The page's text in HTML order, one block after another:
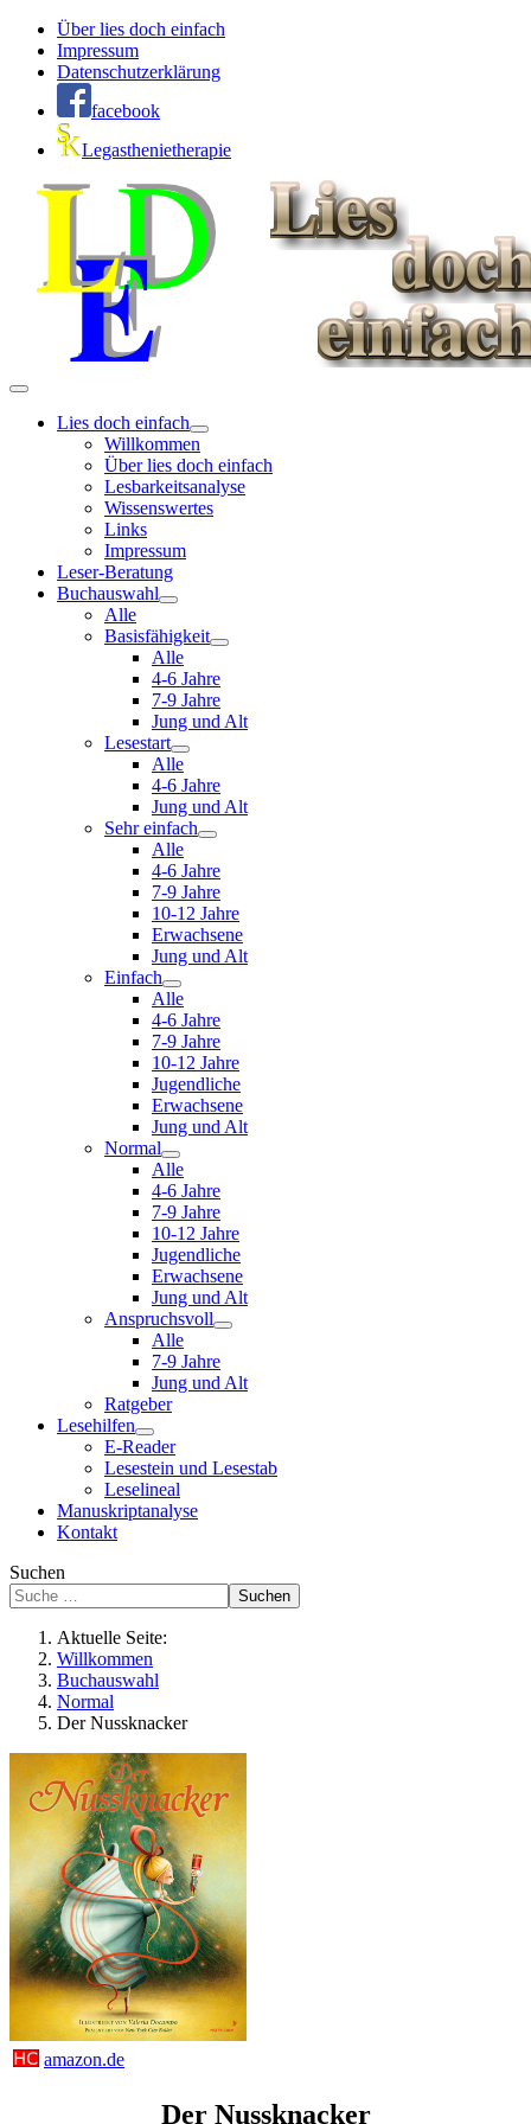
Über lies doch einfach
Impressum
Datenschutzerklärung
facebook
Legasthenietherapie
Lies doch einfach
Willkommen
Über lies doch einfach
Lesbarkeitsanalyse
Wissenswertes
Links
Impressum
Leser-Beratung
Buchauswahl
Alle
Basisfähigkeit
Alle
4-6 Jahre
7-9 Jahre
Jung und Alt
Lesestart
Alle
4-6 Jahre
Jung und Alt
Sehr einfach
Alle
4-6 Jahre
7-9 Jahre
10-12 Jahre
Erwachsene
Jung und Alt
Einfach
Alle
4-6 Jahre
7-9 Jahre
10-12 Jahre
Jugendliche
Erwachsene
Jung und Alt
Normal
Alle
4-6 Jahre
7-9 Jahre
10-12 Jahre
Jugendliche
Erwachsene
Jung und Alt
Anspruchsvoll
Alle
7-9 Jahre
Jung und Alt
Ratgeber
Lesehilfen
E-Reader
Lesestein und Lesestab
Leselineal
Manuskriptanalyse
Kontakt
Suchen
Suchen
Aktuelle Seite:
Willkommen
Buchauswahl
Normal
Der Nussknacker
amazon.de
Der Nussknacker